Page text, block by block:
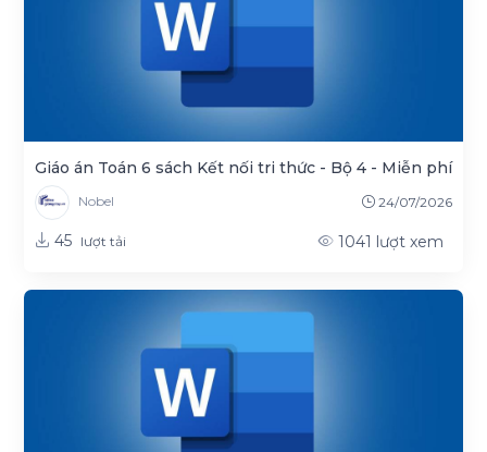
Giáo án Toán 6 sách Kết nối tri thức - Bộ 4 - Miễn phí
Nobel 24/07/2026
45 lượt tải 1041 lượt xem